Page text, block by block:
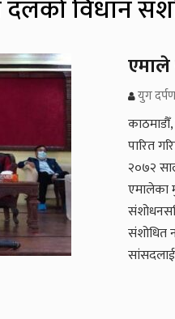
विधान
एमाले
युग
पारित
२०७२
एमालेका
संशोधित